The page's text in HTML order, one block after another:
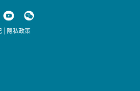
| 隐私政策